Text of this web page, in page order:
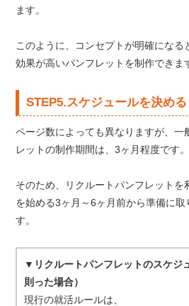
ます。
このように、コンセプトが明確になる
効果が高いパンフレットを制作できま
STEP5.スケジュールを決める
ページ数によっても異なりますが、一
レットの制作期間は、3ヶ月程度です。
そのため、リクルートパンフレットを
を始める3ヶ月～6ヶ月前から準備に取
す。
▼リクルートパンフレットのスケジ
則った場合）
現行の就活ルールは、